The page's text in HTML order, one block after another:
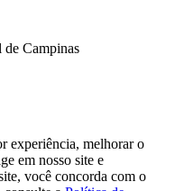
Campinas
experiência, melhorar o
em nosso site e
você concorda com o